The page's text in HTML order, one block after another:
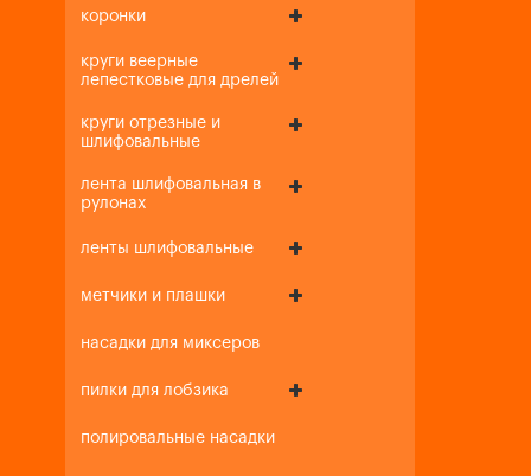
коронки
круги веерные
лепестковые для дрелей
круги отрезные и
шлифовальные
лента шлифовальная в
рулонах
ленты шлифовальные
метчики и плашки
насадки для миксеров
пилки для лобзика
полировальные насадки